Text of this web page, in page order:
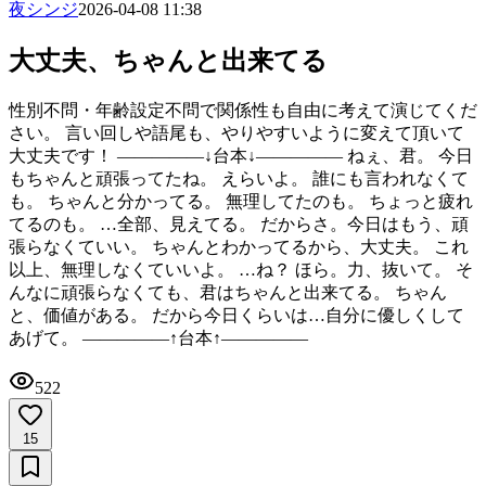
夜シンジ2026-04-08 11:38
大丈夫、ちゃんと出来てる
性別不問・年齢設定不問で関係性も自由に考えて演じてくだ
さい。 言い回しや語尾も、やりやすいように変えて頂いて
大丈夫です！ ―――――↓台本↓――――― ねぇ、君。 今日
もちゃんと頑張ってたね。 えらいよ。 誰にも言われなくて
も。 ちゃんと分かってる。 無理してたのも。 ちょっと疲れ
てるのも。 …全部、見えてる。 だからさ。今日はもう、頑
張らなくていい。 ちゃんとわかってるから、大丈夫。 これ
以上、無理しなくていいよ。 …ね？ ほら。力、抜いて。 そ
んなに頑張らなくても、君はちゃんと出来てる。 ちゃん
と、価値がある。 だから今日くらいは…自分に優しくして
あげて。 ―――――↑台本↑―――――
522
15